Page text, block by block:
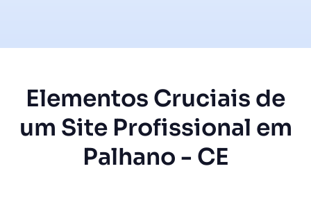
Elementos Cruciais de
um Site Profissional em
Palhano - CE